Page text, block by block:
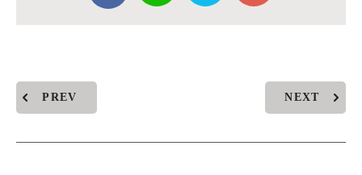
PREV NEXT